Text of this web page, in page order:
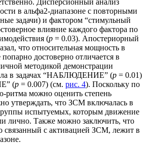
в альфа2-диапазоне с повторными
задачи) и фактором “стимульный
влияние каждого фактора по
(р = 0.03). Апостериорный
что относительная мощность в
достоверно отличается в
методикой демонстрации
в задачах “НАБЛЮДЕНИЕ” (р = 0.01)
(р = 0.007) (см. рис. 4). Поскольку по
ритма можно оценить степень
утверждать, что ЗСМ включалась в
испытуемых, которым движение
лично. Также можно заключить, что
связанный с активацией ЗСМ, лежит в